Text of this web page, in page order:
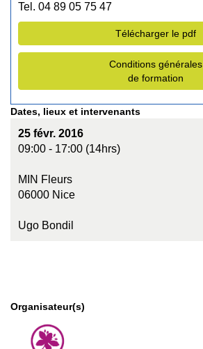
Tel. 04 89 05 75 47
Télécharger le pdf
Conditions générales
de formation
Dates, lieux et intervenants
25 févr. 2016
09:00 - 17:00 (14hrs)
MIN Fleurs
06000 Nice
Ugo Bondil
Organisateur(s)